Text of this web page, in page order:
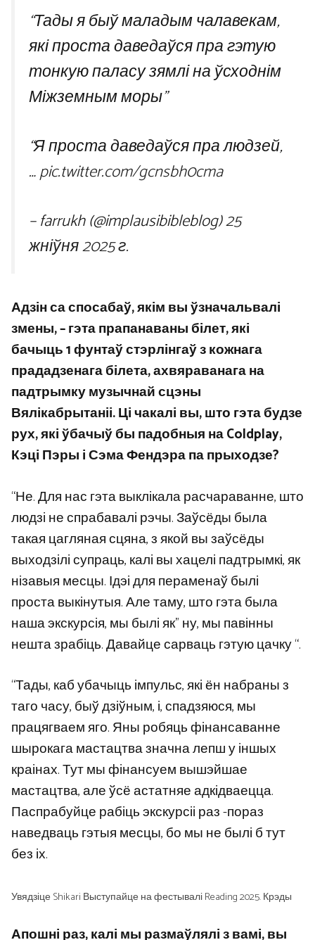
“Тады я быў маладым чалавекам,
які проста даведаўся пра гэтую
тонкую паласу зямлі на ўсходнім
Міжземным моры”
“Я проста даведаўся пра людзей,
…pic.twitter.com/gcnsbh0cma
– farrukh (@implausibibleblog)25
жніўня 2025 г.
Адзін са спосабаў, якім вы ўзначальвалі
змены, – гэта прапанаваны білет, які
бачыць 1 фунтаў стэрлінгаў з кожнага
прададзенага білета, ахвяраванага на
падтрымку музычнай сцэны
Вялікабрытаніі. Ці чакалі вы, што гэта будзе
рух, які ўбачыў бы падобныя на Coldplay,
Кэці Пэры і Сэма Фендэра па прыходзе?
“Не. Для нас гэта выклікала расчараванне, што
людзі не спрабавалі рэчы. Заўсёды была
такая цагляная сцяна, з якой вы заўсёды
выходзілі супраць, калі вы хацелі падтрымкі, як
нізавыя месцы. Ідэі для пераменаў былі
проста выкінутыя. Але таму, што гэта была
наша экскурсія, мы былі як” ну, мы павінны
нешта зрабіць. Давайце сарваць гэтую цачку “.
“Тады, каб убачыць імпульс, які ён набраны з
таго часу, быў дзіўным, і, спадзяюся, мы
працягваем яго. Яны робяць фінансаванне
шырокага мастацтва значна лепш у іншых
краінах. Тут мы фінансуем вышэйшае
мастацтва, але ўсё астатняе адкідваецца.
Паспрабуйце рабіць экскурсіі раз -пораз
наведваць гэтыя месцы, бо мы не былі б тут
без іх.
Увядзіце Shikari Выступайце на фестывалі Reading 2025. Крэды
Апошні раз, калі мы размаўлялі з вамі, вы